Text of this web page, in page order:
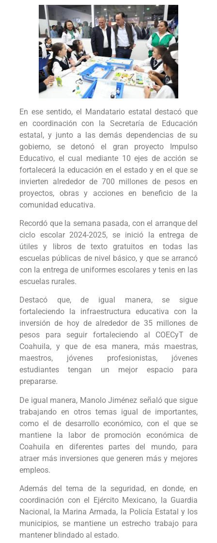
En ese sentido, el Mandatario estatal destacó que
en coordinación con la Secretaría de Educación
estatal, y junto a las demás dependencias de su
gobierno, se detonó el gran proyecto Impulso
Educativo, el cual mediante 10 ejes de acción se
fortalecerá la educación en el estado y en el que se
invierten alrededor de 700 millones de pesos en
proyectos, obras y acciones en beneficio de la
comunidad educativa.
Recordó que la semana pasada, con el arranque del
ciclo escolar 2024-2025, se inició la entrega de
útiles y libros de texto gratuitos en todas las
escuelas públicas de nivel básico, y que se arrancó
con la entrega de uniformes escolares y tenis en las
escuelas rurales.
Destacó que, de igual manera, se sigue
fortaleciendo la infraestructura educativa con la
inversión de hoy de alrededor de 35 millones de
pesos para seguir fortaleciendo al COECyT de
Coahuila, y que de esa manera, más maestras,
maestros, jóvenes profesionistas, jóvenes
estudiantes tengan un mejor espacio para
prepararse.
De igual manera, Manolo Jiménez señaló que sigue
trabajando en otros temas igual de importantes,
como el de desarrollo económico, con el que se
mantiene la labor de promoción económica de
Coahuila en diferentes partes del mundo, para
atraer más inversiones que generen más y mejores
empleos.
Además del tema de la seguridad, en donde, en
coordinación con el Ejército Mexicano, la Guardia
Nacional, la Marina Armada, la Policía Estatal y los
municipios, se mantiene un estrecho trabajo para
mantener blindado al estado.